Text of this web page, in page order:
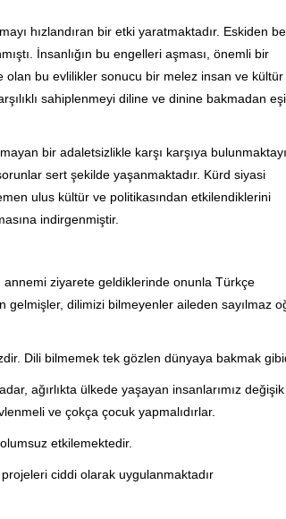
hızlandıran bir etki yaratmaktadır. Eskiden
İnsanlığın bu engelleri aşması, önemli bir
olan bu evlilikler sonucu bir melez insan ve kültür
sahiplenmeyi diline ve dinine bakmadan
bir adaletsizlikle karşı karşıya
sert şekilde yaşanmaktadır. Kürd siyasi
ulus kültür ve politikasından etkilendiklerini
indirgenmiştir.
annemi ziyarete geldiklerinde onunla Türkçe
dilimizi bilmeyenler aileden sayılmaz
Dili bilmemek tek gözlen dünyaya bakmak
ağırlıkta ülkede yaşayan insanlarımız değişik
ve çokça çocuk yapmalıdırlar.
etkilemektedir.
ciddi olarak uygulanmaktadır